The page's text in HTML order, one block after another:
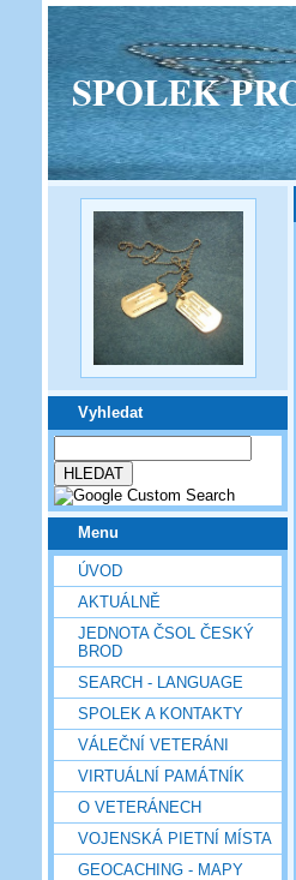
SPOLEK
Vyhledat
Menu
ÚVOD
AKTUÁLNĚ
JEDNOTA ČSOL ČESKÝ
BROD
SEARCH - LANGUAGE
SPOLEK A KONTAKTY
VÁLEČNÍ VETERÁNI
VIRTUÁLNÍ PAMÁTNÍK
O VETERÁNECH
VOJENSKÁ PIETNÍ MÍSTA
GEOCACHING - MAPY